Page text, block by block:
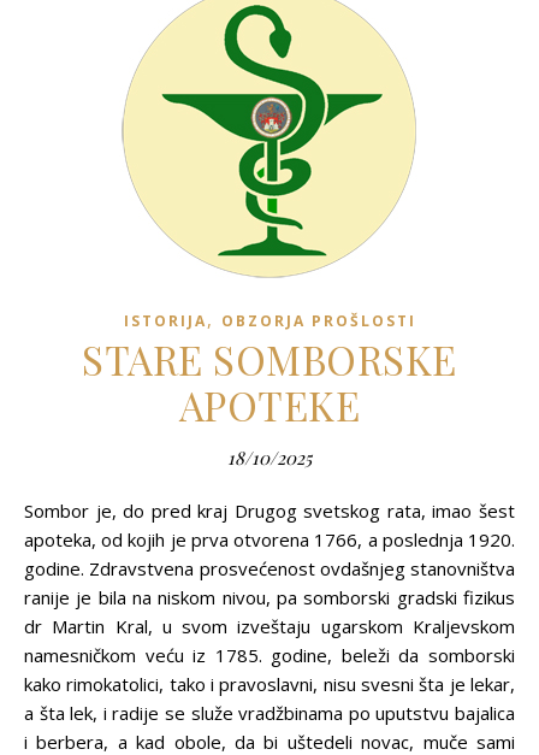
ISTORIJA, OBZORJA PROŠLOSTI
STARE SOMBORSKE
APOTEKE
18/10/2025
Sombor je, do pred kraj Drugog svetskog rata, imao šest
apoteka, od kojih je prva otvorena 1766, a poslednja 1920.
godine. Zdravstvena prosvećenost ovdašnjeg stanovništva
ranije je bila na niskom nivou, pa somborski gradski fizikus
dr Martin Kral, u svom izveštaju ugarskom Kraljevskom
namesničkom veću iz 1785. godine, beleži da somborski
kako rimokatolici, tako i pravoslavni, nisu svesni šta je lekar,
a šta lek, i radije se služe vradžbinama po uputstvu bajalica
i berbera, a kad obole, da bi uštedeli novac, muče sami